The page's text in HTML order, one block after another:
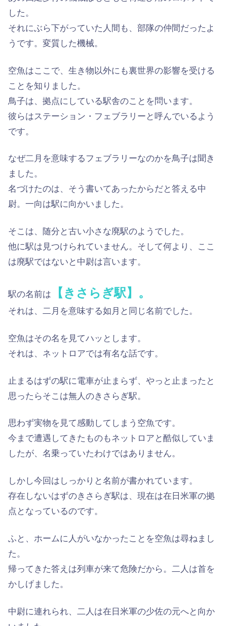
した。
それにぶら下がっていた人間も、部隊の仲間だったよ
うです。変質した機械。
空魚はここで、生き物以外にも裏世界の影響を受ける
ことを知りました。
鳥子は、拠点にしている駅舎のことを問います。
彼らはステーション・フェブラリーと呼んでいるよう
です。
なぜ二月を意味するフェブラリーなのかを鳥子は聞き
ました。
名づけたのは、そう書いてあったからだと答える中
尉。一向は駅に向かいました。
そこは、随分と古い小さな廃駅のようでした。
他に駅は見つけられていません。そして何より、ここ
は廃駅ではないと中尉は言います。
駅の名前は 【きさらぎ駅】。
それは、二月を意味する如月と同じ名前でした。
空魚はその名を見てハッとします。
それは、ネットロアでは有名な話です。
止まるはずの駅に電車が止まらず、やっと止まったと
思ったらそこは無人のきさらぎ駅。
思わず実物を見て感動してしまう空魚です。
今まで遭遇してきたものもネットロアと酷似していま
したが、名乗っていたわけではありません。
しかし今回はしっかりと名前が書かれています。
存在しないはずのきさらぎ駅は、現在は在日米軍の拠
点となっているのです。
ふと、ホームに人がいなかったことを空魚は尋ねまし
た。
帰ってきた答えは列車が来て危険だから。二人は首を
かしげました。
中尉に連れられ、二人は在日米軍の少佐の元へと向か